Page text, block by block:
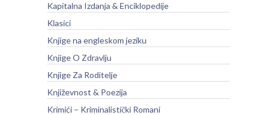
Kapitalna Izdanja & Enciklopedije
Klasici
Knjige na engleskom jeziku
Knjige O Zdravlju
Knjige Za Roditelje
Književnost & Poezija
Krimići – Kriminalistički Romani